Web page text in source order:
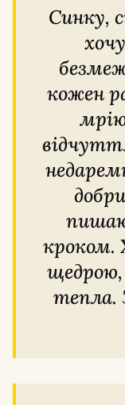
Синку, сьогодні твій день, і я
кожен
кроком.
щедрою,
тепла.